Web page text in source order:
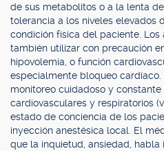
de sus metabolitos o a la lenta
tolerancia a los niveles elevados
condición física del paciente.
también utilizar con precaución
hipovolemia, o función
especialmente bloqueo cardíaco.
monitoreo cuidadoso y
cardiovasculares y respiratorios
estado de conciencia de los
inyección anestésica local. El
que la inquietud, ansiedad, habla